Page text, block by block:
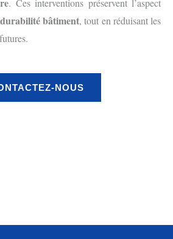
. Ces interventions préservent l’aspect
durabilité bâtiment, tout en réduisant les
NOUS